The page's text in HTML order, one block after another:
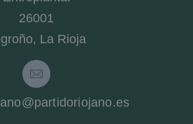
26001
La Rioja